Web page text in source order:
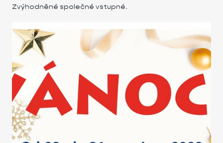
Zvýhodněné společné vstupné.